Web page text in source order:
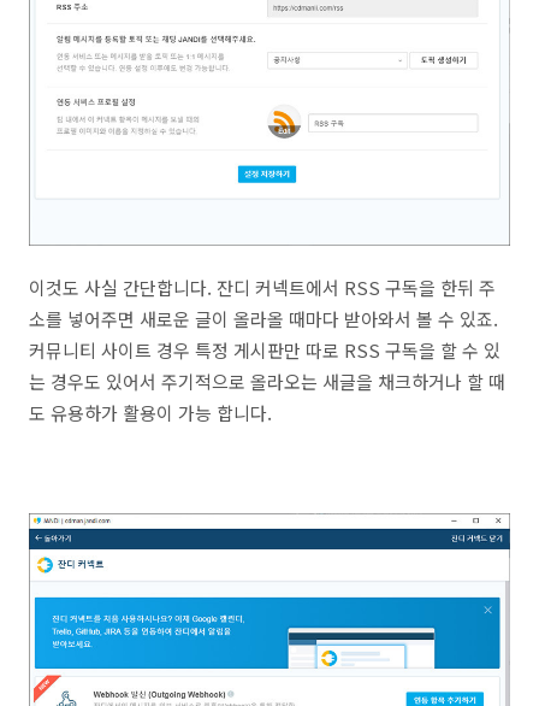
이것도 사실 간단합니다. 잔디 커넥트에서 RSS 구독을 한뒤 주
소를 넣어주면 새로운 글이 올라올 때마다 받아와서 볼 수 있죠.
커뮤니티 사이트 경우 특정 게시판만 따로 RSS 구독을 할 수 있
는 경우도 있어서 주기적으로 올라오는 새글을 채크하거나 할 때
도 유용하가 활용이 가능 합니다.